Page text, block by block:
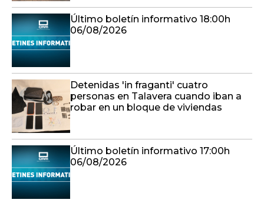
Último boletín informativo 18:00h
06/08/2026
Detenidas 'in fraganti' cuatro
personas en Talavera cuando iban a
robar en un bloque de viviendas
Último boletín informativo 17:00h
06/08/2026